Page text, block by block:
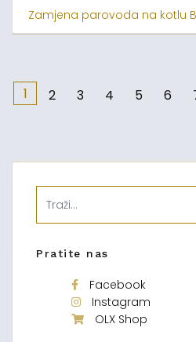
Zamjena parovoda na kotlu
1 2 3 4 5 6
Pratite nas
Facebook
Instagram
OLX Shop